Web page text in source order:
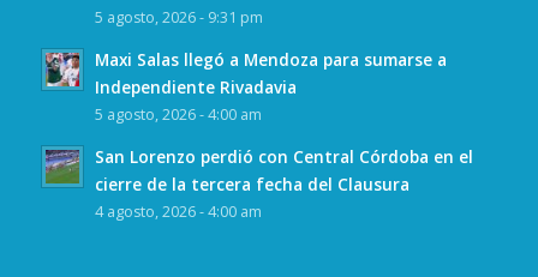
5 agosto, 2026 - 9:31 pm
Maxi Salas llegó a Mendoza para sumarse a
Independiente Rivadavia
5 agosto, 2026 - 4:00 am
San Lorenzo perdió con Central Córdoba en el
cierre de la tercera fecha del Clausura
4 agosto, 2026 - 4:00 am